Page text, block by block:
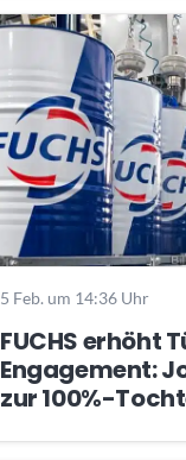
5 Feb. um 14:36 Uhr
FUCHS erhöht
Engagement:
zur 100%-